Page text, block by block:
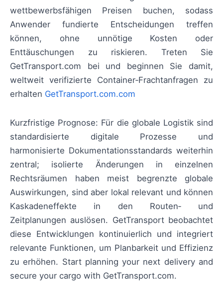
wettbewerbsfähigen Preisen buchen, sodass
Anwender fundierte Entscheidungen treffen
können, ohne unnötige Kosten oder
Enttäuschungen zu riskieren. Treten Sie
GetTransport.com bei und beginnen Sie damit,
weltweit verifizierte Container‑Frachtanfragen zu
erhalten GetTransport.com.com
Kurzfristige Prognose: Für die globale Logistik sind
standardisierte digitale Prozesse und
harmonisierte Dokumentationsstandards weiterhin
zentral; isolierte Änderungen in einzelnen
Rechtsräumen haben meist begrenzte globale
Auswirkungen, sind aber lokal relevant und können
Kaskadeneffekte in den Routen‑ und
Zeitplanungen auslösen. GetTransport beobachtet
diese Entwicklungen kontinuierlich und integriert
relevante Funktionen, um Planbarkeit und Effizienz
zu erhöhen. Start planning your next delivery and
secure your cargo with GetTransport.com.